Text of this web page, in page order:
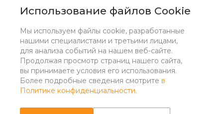
Использование файлов Cookie
Мы используем файлы cookie, разработанные
нашими специалистами и третьими лицами,
для анализа событий на нашем веб-сайте.
Продолжая просмотр страниц нашего сайта,
вы принимаете условия его использования.
Более подробные сведения смотрите в
Политике конфиденциальности.
info@osnova-agro.ru
+7 (4832) 555-400
г. Брянск, с. Супонево, ул. Шоссейная, дом 32 Д.
оф. 11
Заказать звонок